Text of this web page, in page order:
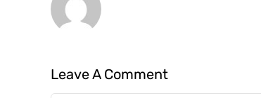
Leave A Comment